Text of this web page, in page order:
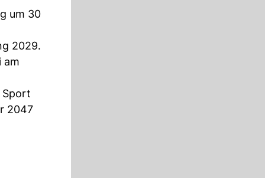
um 30
2029.
am
Sport
2047